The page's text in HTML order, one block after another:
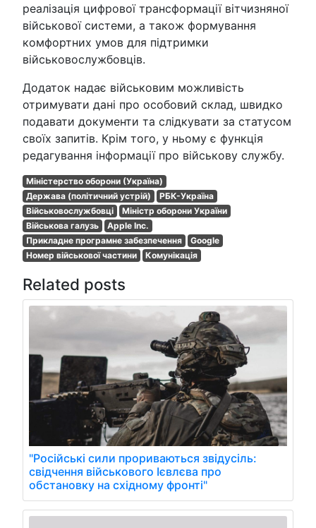
реалізація цифрової трансформації вітчизняної
військової системи, а також формування
комфортних умов для підтримки
військовослужбовців.
Додаток надає військовим можливість
отримувати дані про особовий склад, швидко
подавати документи та слідкувати за статусом
своїх запитів. Крім того, у ньому є функція
редагування інформації про військову службу.
Міністерство оборони (Україна)
Держава (політичний устрій)
РБК-Україна
Військовослужбовці
Міністр оборони України
Військова галузь
Apple Inc.
Прикладне програмне забезпечення
Google
Номер військової частини
Комунікація
Related posts
"Російські сили прориваються звідусіль:
свідчення військового Ієвлєва про
обстановку на східному фронті"